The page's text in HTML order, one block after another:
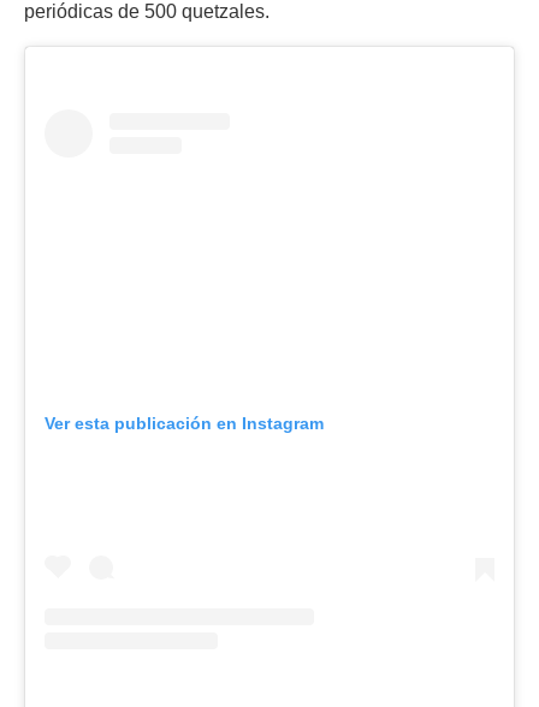
periódicas de 500 quetzales.
Ver esta publicación en Instagram